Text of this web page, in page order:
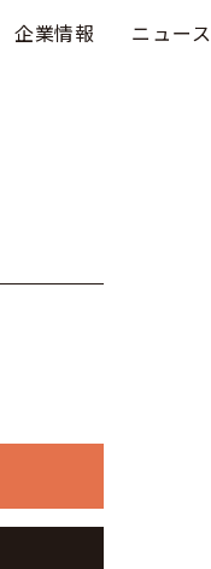
企業情報 ニュース